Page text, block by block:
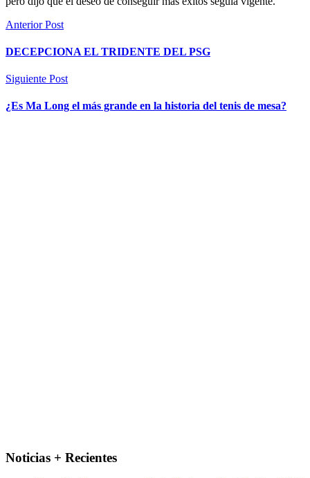
Anterior Post
DECEPCIONA EL TRIDENTE DEL PSG
Siguiente Post
¿Es Ma Long el más grande en la historia del tenis de mesa?
Noticias + Recientes